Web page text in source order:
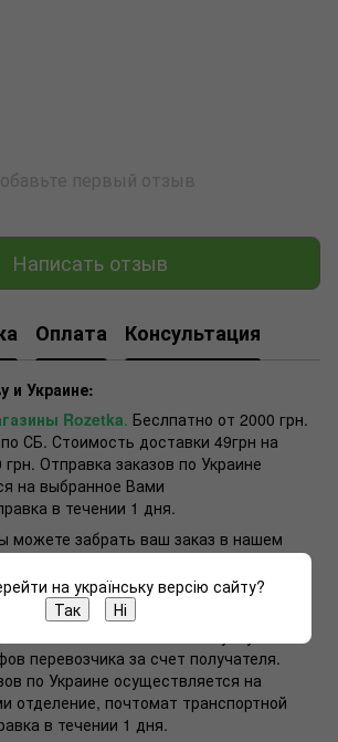
первый отзыв
Написать отзыв
Оплата Консультация
и Украине:
Rozetka. Беслпатно от 2000 грн.
СБ. Стоимость доставки 49грн на
Отправка заказов по Украине
на выбранное Вами
в течении 1 дня.
можете забрать ваш заказ в нашем
улица Васильковская, 15/14 (метро
от 2000 грн на Отделение или
перевозчика за счет получателя.
по Украине осуществляется на
отделение, почтомат транспортной
в течении 1 дня.
на українську версію сайту?
Так
Ні